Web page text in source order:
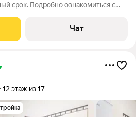
срок. Подробно ознакомиться с
для сна, работы, обеденная зона и
Чат
12 этаж из 17